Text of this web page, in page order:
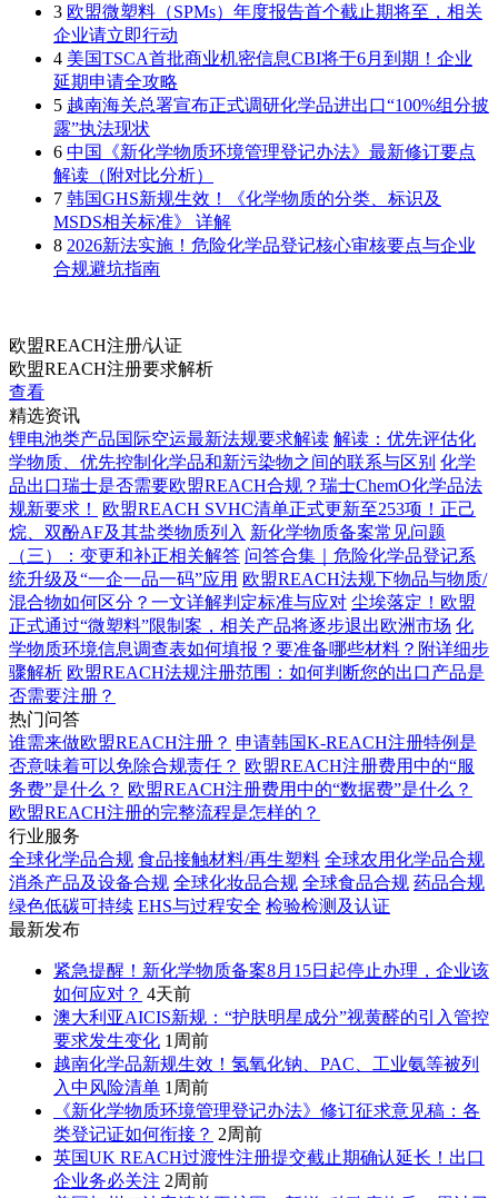
3 欧盟微塑料（SPMs）年度报告首个截止期将至，相关
企业请立即行动
4 美国TSCA首批商业机密信息CBI将于6月到期！企业
延期申请全攻略
5 越南海关总署宣布正式调研化学品进出口“100%组分披
露”执法现状
6 中国《新化学物质环境管理登记办法》最新修订要点
解读（附对比分析）
7 韩国GHS新规生效！《化学物质的分类、标识及
MSDS相关标准》 详解
8 2026新法实施！危险化学品登记核心审核要点与企业
合规避坑指南
欧盟REACH注册/认证
欧盟REACH注册要求解析
查看
精选资讯
锂电池类产品国际空运最新法规要求解读 解读：优先评估化
学物质、优先控制化学品和新污染物之间的联系与区别 化学
品出口瑞士是否需要欧盟REACH合规？瑞士ChemO化学品法
规新要求！
欧盟REACH SVHC清单正式更新至253项！正己
烷、双酚AF及其盐类物质列入 新化学物质备案常见问题
（三）：变更和补正相关解答 问答合集｜危险化学品登记系
统升级及“一企一品一码”应用 欧盟REACH法规下物品与物质/
混合物如何区分？一文详解判定标准与应对 尘埃落定！欧盟
正式通过“微塑料”限制案，相关产品将逐步退出欧洲市场 化
学物质环境信息调查表如何填报？要准备哪些材料？附详细步
骤解析 欧盟REACH法规注册范围：如何判断您的出口产品是
否需要注册？
热门问答
谁需来做欧盟REACH注册？ 申请韩国K-REACH注册特例是
否意味着可以免除合规责任？ 欧盟REACH注册费用中的“服
务费”是什么？ 欧盟REACH注册费用中的“数据费”是什么？
欧盟REACH注册的完整流程是怎样的？
行业服务
全球化学品合规 食品接触材料/再生塑料 全球农用化学品合规
消杀产品及设备合规 全球化妆品合规 全球食品合规 药品合规
绿色低碳可持续 EHS与过程安全 检验检测及认证
最新发布
紧急提醒！新化学物质备案8月15日起停止办理，企业该
如何应对？ 4天前
澳大利亚AICIS新规：“护肤明星成分”视黄醛的引入管控
要求发生变化 1周前
越南化学品新规生效！氢氧化钠、PAC、工业氨等被列
入中风险清单 1周前
《新化学物质环境管理登记办法》修订征求意见稿：各
类登记证如何衔接？ 2周前
英国UK REACH过渡性注册提交截止期确认延长！出口
企业务必关注 2周前